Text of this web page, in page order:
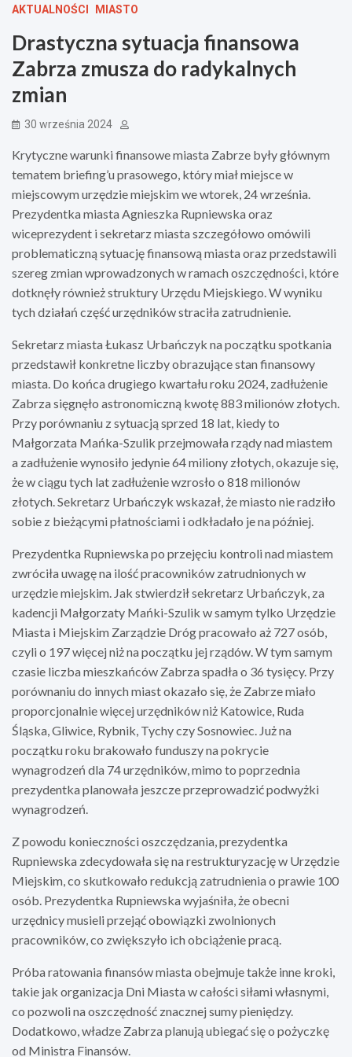
AKTUALNOŚCI MIASTO
Drastyczna sytuacja finansowa
Zabrza zmusza do radykalnych
zmian
30 września 2024
Krytyczne warunki finansowe miasta Zabrze były głównym
tematem briefing’u prasowego, który miał miejsce w
miejscowym urzędzie miejskim we wtorek, 24 września.
Prezydentka miasta Agnieszka Rupniewska oraz
wiceprezydent i sekretarz miasta szczegółowo omówili
problematiczną sytuację finansową miasta oraz przedstawili
szereg zmian wprowadzonych w ramach oszczędności, które
dotknęły również struktury Urzędu Miejskiego. W wyniku
tych działań część urzędników straciła zatrudnienie.
Sekretarz miasta Łukasz Urbańczyk na początku spotkania
przedstawił konkretne liczby obrazujące stan finansowy
miasta. Do końca drugiego kwartału roku 2024, zadłużenie
Zabrza sięgnęło astronomiczną kwotę 883 milionów złotych.
Przy porównaniu z sytuacją sprzed 18 lat, kiedy to
Małgorzata Mańka-Szulik przejmowała rządy nad miastem
a zadłużenie wynosiło jedynie 64 miliony złotych, okazuje się,
że w ciągu tych lat zadłużenie wzrosło o 818 milionów
złotych. Sekretarz Urbańczyk wskazał, że miasto nie radziło
sobie z bieżącymi płatnościami i odkładało je na później.
Prezydentka Rupniewska po przejęciu kontroli nad miastem
zwróciła uwagę na ilość pracowników zatrudnionych w
urzędzie miejskim. Jak stwierdził sekretarz Urbańczyk, za
kadencji Małgorzaty Mańki-Szulik w samym tylko Urzędzie
Miasta i Miejskim Zarządzie Dróg pracowało aż 727 osób,
czyli o 197 więcej niż na początku jej rządów. W tym samym
czasie liczba mieszkańców Zabrza spadła o 36 tysięcy. Przy
porównaniu do innych miast okazało się, że Zabrze miało
proporcjonalnie więcej urzędników niż Katowice, Ruda
Śląska, Gliwice, Rybnik, Tychy czy Sosnowiec. Już na
początku roku brakowało funduszy na pokrycie
wynagrodzeń dla 74 urzędników, mimo to poprzednia
prezydentka planowała jeszcze przeprowadzić podwyżki
wynagrodzeń.
Z powodu konieczności oszczędzania, prezydentka
Rupniewska zdecydowała się na restrukturyzację w Urzędzie
Miejskim, co skutkowało redukcją zatrudnienia o prawie 100
osób. Prezydentka Rupniewska wyjaśniła, że obecni
urzędnicy musieli przejąć obowiązki zwolnionych
pracowników, co zwiększyło ich obciążenie pracą.
Próba ratowania finansów miasta obejmuje także inne kroki,
takie jak organizacja Dni Miasta w całości siłami własnymi,
co pozwoli na oszczędność znacznej sumy pieniędzy.
Dodatkowo, władze Zabrza planują ubiegać się o pożyczkę
od Ministra Finansów.